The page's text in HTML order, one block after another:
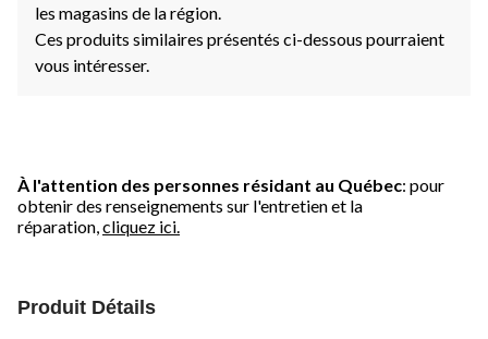
les magasins de la région.
Ces produits similaires présentés ci-dessous pourraient
vous intéresser.
À l'attention des personnes résidant au Québec: pour
obtenir des renseignements sur l'entretien et la
réparation, cliquez ici.
Produit Détails